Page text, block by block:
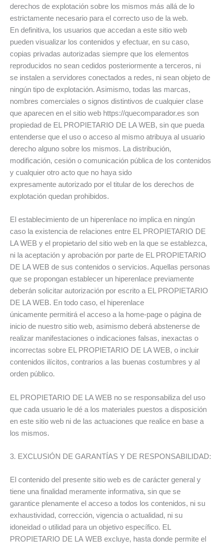
derechos de explotación sobre los mismos más allá de lo
estrictamente necesario para el correcto uso de la web.
En definitiva, los usuarios que accedan a este sitio web
pueden visualizar los contenidos y efectuar, en su caso,
copias privadas autorizadas siempre que los elementos
reproducidos no sean cedidos posteriormente a terceros, ni
se instalen a servidores conectados a redes, ni sean objeto de
ningún tipo de explotación. Asimismo, todas las marcas,
nombres comerciales o signos distintivos de cualquier clase
que aparecen en el sitio web https://quecomparador.es son
propiedad de EL PROPIETARIO DE LA WEB, sin que pueda
entenderse que el uso o acceso al mismo atribuya al usuario
derecho alguno sobre los mismos. La distribución,
modificación, cesión o comunicación pública de los contenidos
y cualquier otro acto que no haya sido
expresamente autorizado por el titular de los derechos de
explotación quedan prohibidos.
El establecimiento de un hiperenlace no implica en ningún
caso la existencia de relaciones entre EL PROPIETARIO DE
LA WEB y el propietario del sitio web en la que se establezca,
ni la aceptación y aprobación por parte de EL PROPIETARIO
DE LA WEB de sus contenidos o servicios. Aquellas personas
que se propongan establecer un hiperenlace previamente
deberán solicitar autorización por escrito a EL PROPIETARIO
DE LA WEB. En todo caso, el hiperenlace
únicamente permitirá el acceso a la home-page o página de
inicio de nuestro sitio web, asimismo deberá abstenerse de
realizar manifestaciones o indicaciones falsas, inexactas o
incorrectas sobre EL PROPIETARIO DE LA WEB, o incluir
contenidos ilícitos, contrarios a las buenas costumbres y al
orden público.
EL PROPIETARIO DE LA WEB no se responsabiliza del uso
que cada usuario le dé a los materiales puestos a disposición
en este sitio web ni de las actuaciones que realice en base a
los mismos.
3. EXCLUSIÓN DE GARANTÍAS Y DE RESPONSABILIDAD:
El contenido del presente sitio web es de carácter general y
tiene una finalidad meramente informativa, sin que se
garantice plenamente el acceso a todos los contenidos, ni su
exhaustividad, corrección, vigencia o actualidad, ni su
idoneidad o utilidad para un objetivo específico. EL
PROPIETARIO DE LA WEB excluye, hasta donde permite el